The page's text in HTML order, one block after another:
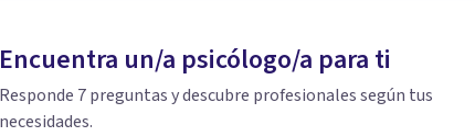
Encuentra un/a psicólogo/a para ti
Responde 7 preguntas y descubre profesionales según tus
necesidades.